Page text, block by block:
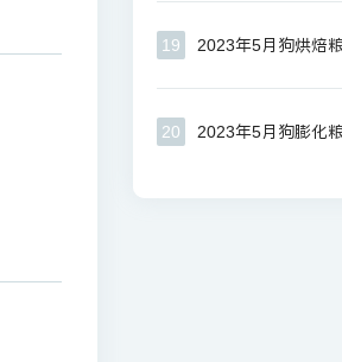
19 2023年5月狗烘焙
20 2023年5月狗膨化